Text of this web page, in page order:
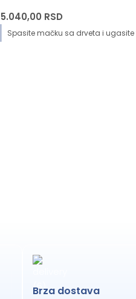
5.040,00 RSD
Spasite mačku sa drveta i
Brza dostava